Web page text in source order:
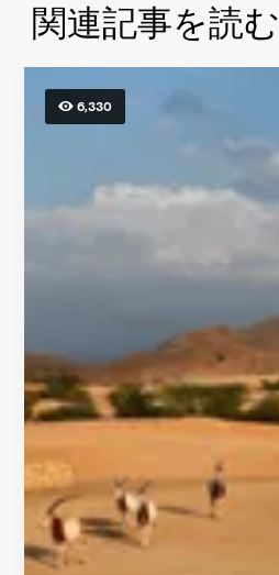
関連記事を読む
6,330